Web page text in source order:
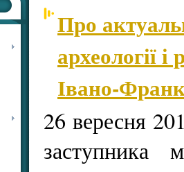
Про
археології і
Івано-
26 вересня
заступника